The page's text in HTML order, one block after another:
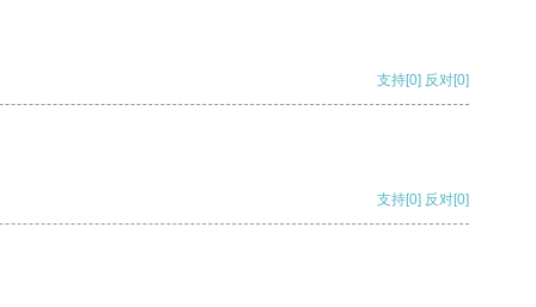
支持[0] 反对[0]
支持[0] 反对[0]